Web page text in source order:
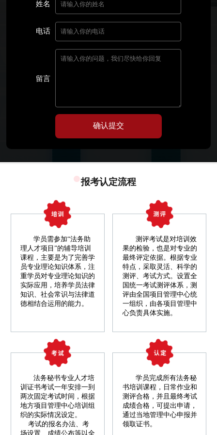
姓名
电话
留言
确认提交
报考认定流程
学员需参加“法务助
理人才项目”的辅导培训
课程，主要是为了完善学
员专业理论知识体系，注
重学员对专业理论知识的
实际应用，培养学员法律
知识、社会常识与法律道
德相结合运用的能力。
测评考试是对培训效
果的检验，也是对专业的
最终评定依据。根据专业
特点，采取灵活、科学的
测评、考试方式。设置全
国统一考试测评体系，测
评由全国项目管理中心统
一组织，由各项目管理中
心负责具体实施。
法务秘书专业人才培
训证书考试一年安排一到
两次固定考试时间，根据
地方项目管理中心培训组
织的实际情况设定。
考试的报名办法、考
场设置、成绩公布等以全
学员完成所有法务秘
书培训课程，日常作业和
测评合格，并且最终考试
成绩合格，可提出申请，
通过当地管理中心申报并
领取证书。